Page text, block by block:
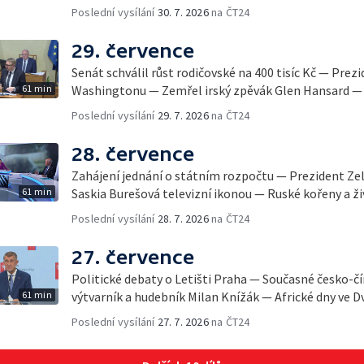
Poslední vysílání30. 7. 2026na ČT24
61 min
29. července
Senát schválil růst rodičovské na 400 tisíc Kč —
Washingtonu — Zemřel irský zpěvák Glen Hansard
Poslední vysílání 29. 7. 2026na ČT24
61 min
28. července
Zahájení jednání o státním rozpočtu — Prezident
Saskia Burešová televizní ikonou — Ruské kořeny a
Poslední vysílání 28. 7. 2026na ČT24
61 min
27. července
Politické debaty o Letišti Praha — Současné česko-
výtvarník a hudebník Milan Knížák — Africké dny ve
Poslední vysílání 27. 7. 2026na ČT24